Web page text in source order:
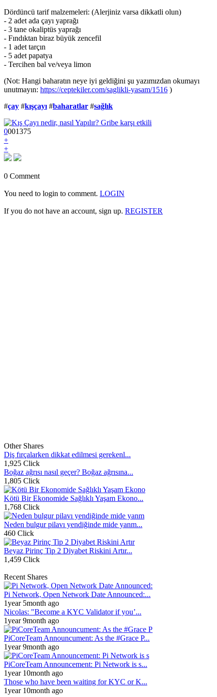
Dördüncü tarif malzemeleri: (Alerjiniz varsa dikkatli olun)
- 2 adet ada çayı yaprağı
- 3 tane okaliptüs yaprağı
- Fındıktan biraz büyük zencefil
- 1 adet tarçın
- 5 adet papatya
- Tercihen bal ve/veya limon
(Not: Hangi baharatın neye iyi geldiğini şu yazımızdan okumayı
unutmayın: https://ceptekiler.com/saglikli-yasam/1516 )
#çay #kışçayı #baharatlar #sağlık
0001375
+
+
0 Comment
You need to login to comment. LOGIN
If you do not have an account, sign up. REGISTER
Other Shares
Diş fırçalarken dikkat edilmesi gerekenl...
1,925 Click
Boğaz ağrısı nasıl geçer? Boğaz ağrısına...
1,805 Click
Kötü Bir Ekonomide Sağlıklı Yaşam Ekono...
1,768 Click
Neden bulgur pilavı yendiğinde mide yanm...
460 Click
Beyaz Pirinç Tip 2 Diyabet Riskini Artır...
1,459 Click
Recent Shares
Pi Network, Open Network Date Announced:...
1year 5month ago
Nicolas: "Become a KYC Validator if you’...
1year 9month ago
PiCoreTeam Announcument: As the #Grace P...
1year 9month ago
PiCoreTeam Announcement: Pi Network is s...
1year 10month ago
Those who have been waiting for KYC or K...
1year 10month ago